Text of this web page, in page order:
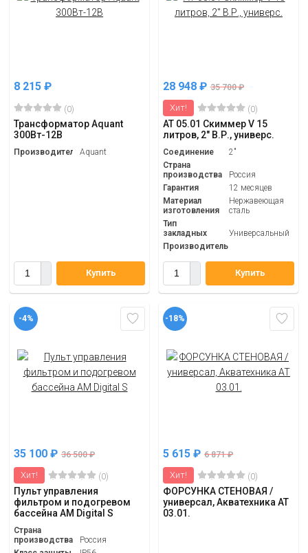
8 215 ₽
(0)
Трансформатор Aquant
300Вт-12В
Производитель Aquant
Купить
28 948 ₽ 35 700₽
Хит! (0)
АТ 05.01 Скиммер V 15
литров, 2" В.Р., универс.
Соединение
2"
Страна
производства
Россия
Гарантия
12 месяцев
Материал
изготовления
Нержавеющая
сталь
Тип
закладных
Универсальный
Производитель
Купить
-4%
35 100 ₽ 36 500₽
Хит! (0)
Пульт управления
фильтром и подогревом
бассейна АМ Digital S
Страна
производства
Россия
-18%
5 615 ₽ 6 871₽
Хит! (0)
ФОРСУНКА СТЕНОВАЯ /
универсал, Акватехника АТ
03.01.